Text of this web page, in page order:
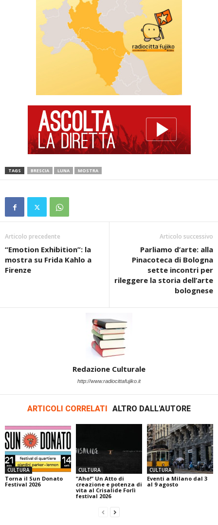
TAGS BRESCIA LUNA MOSTRA
Articolo precedente
“Emotion Exhibition”: la
mostra su Frida Kahlo a
Firenze
Articolo successivo
Parliamo d’arte: alla
Pinacoteca di Bologna
sette incontri per
rileggere la storia dell’arte
bolognese
Redazione Culturale
http://www.radiocittafujiko.it
ARTICOLI CORRELATI ALTRO DALL'AUTORE
CULTURA
Torna il Sun Donato
Festival 2026
CULTURA
“Aho!” Un Atto di
creazione e potenza di
vita al Crisalide Forlì
festival 2026
CULTURA
Eventi a Milano dal 3
al 9 agosto